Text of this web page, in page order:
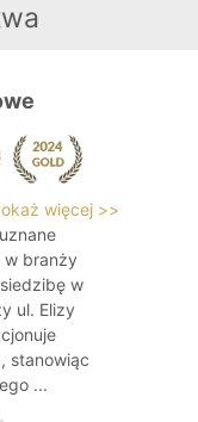
więcej >>
w branży
w
ul. Elizy
stanowiąc
...